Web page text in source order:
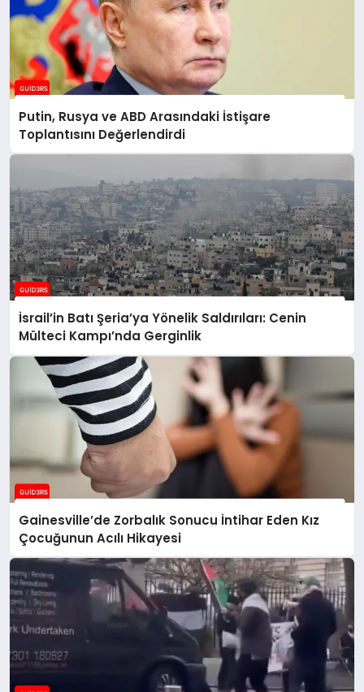
Putin, Rusya ve ABD Arasındaki İstişare
Toplantısını Değerlendirdi
İsrail’in Batı Şeria’ya Yönelik Saldırıları: Cenin
Mülteci Kampı’nda Gerginlik
Gainesville’de Zorbalık Sonucu İntihar Eden Kız
Çocuğunun Acılı Hikayesi